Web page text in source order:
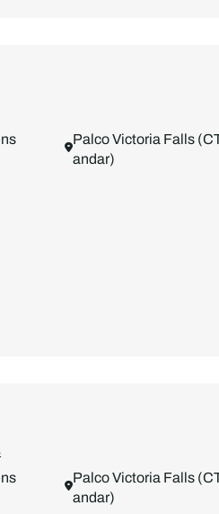
Palco Victoria Falls
andar)
Palco Victoria Falls
andar)